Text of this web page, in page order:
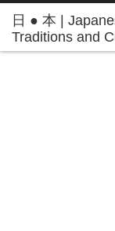
日 ● 本 |
Traditions and